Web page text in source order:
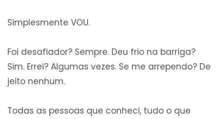
Simplesmente VOU.
Foi desafiador? Sempre. Deu frio na barriga?
Sim. Errei? Algumas vezes. Se me arrependo? De
jeito nenhum.
Todas as pessoas que conheci, tudo o que